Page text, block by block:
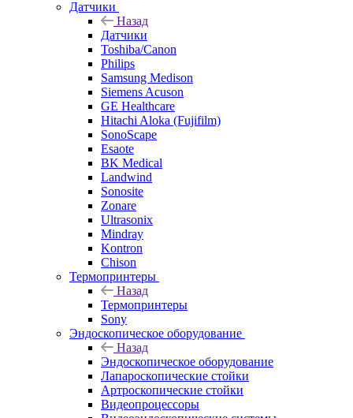
Датчики
Назад
Датчики
Toshiba/Canon
Philips
Samsung Medison
Siemens Acuson
GE Healthcare
Hitachi Aloka (Fujifilm)
SonoScape
Esaote
BK Medical
Landwind
Sonosite
Zonare
Ultrasonix
Mindray
Kontron
Chison
Термопринтеры
Назад
Термопринтеры
Sony
Эндоскопическое оборудование
Назад
Эндоскопическое оборудование
Лапароскопические стойки
Артроскопические стойки
Видеопроцессоры